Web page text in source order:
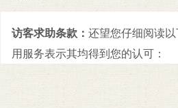
访客求助条款： 还望您仔细阅读
用服务表示其均得到您的认可：